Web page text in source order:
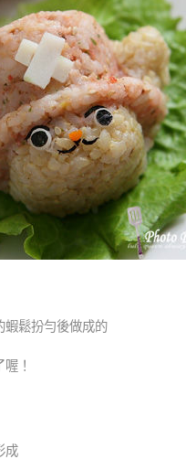
蝦鬆扮勻後做成的
！
成